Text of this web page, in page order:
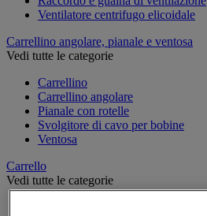
Ventilatore centrifugo elicoidale
Carrellino angolare, pianale e ventosa
Vedi tutte le categorie
Carrellino
Carrellino angolare
Pianale con rotelle
Svolgitore di cavo per bobine
Ventosa
Carrello
Vedi tutte le categorie